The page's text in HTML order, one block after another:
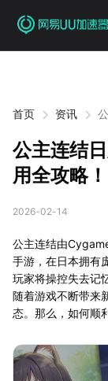
首页 资讯
公主连结
用全攻略！
2026-02-14
公主连结由
手游，在日本拥有
玩家将操控失去记
随着游戏不断带来
态。那么，如何顺